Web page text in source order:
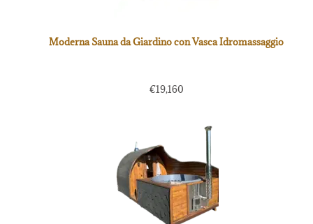
Moderna Sauna da Giardino con Vasca Idromassaggio
€19,160